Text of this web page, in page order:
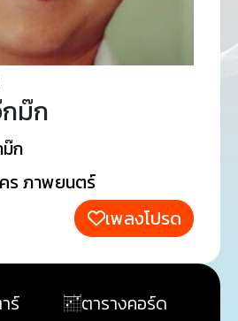
ม๊ก
ก
ร ภาพยนตร์
เพลงโปรด
ร์
ตารางคอร์ด